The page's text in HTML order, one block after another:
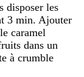
disposer les
3 min. Ajouter
caramel
dans un
à crumble